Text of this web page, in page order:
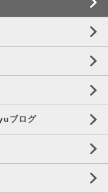
ブログ